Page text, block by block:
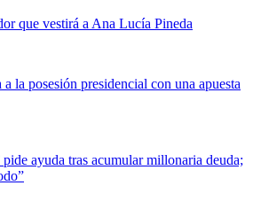
que vestirá a Ana Lucía Pineda
la posesión presidencial con una apuesta
pide ayuda tras acumular millonaria deuda;